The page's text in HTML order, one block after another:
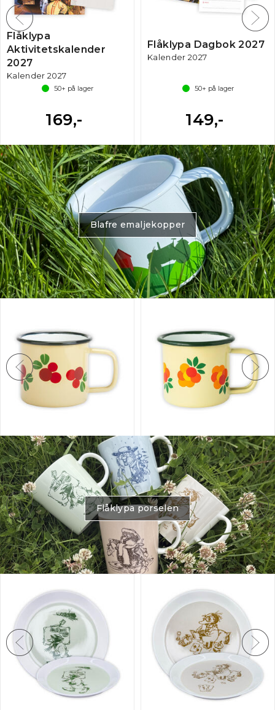
Flåklypa
Aktivitetskalender
2027
Kalender 2027
50+ på lager
169,-
Flåklypa Dagbok 2027
Kalender 2027
50+ på lager
149,-
Blafre emaljekopper
Blafre emaljekopp -
Tyttebær
2,5 dl
50+på lager
219,-
Blafre emaljekopp -
Multe
2,5 dl
50+på lager
219,-
Flåklypa porselen